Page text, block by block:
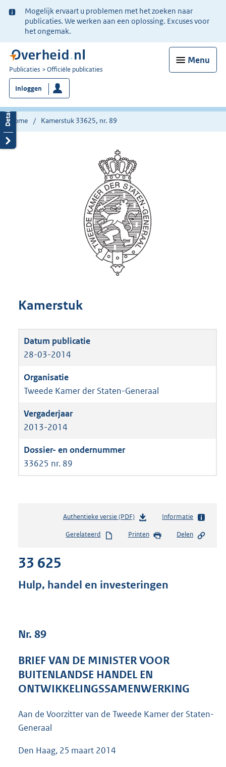
Ter
informatie:
Mogelijk ervaart u problemen met het zoeken naar
publicaties. We werken aan een oplossing. Excuses voor
het ongemak.
Menu
U
bent
nu
hier:
Publicaties Officiële publicaties
Inloggen
Home Kamerstuk 33625, nr. 89
Kamerstuk
28-03-2014
Tweede Kamer der Staten-Generaal
2013-2014
33625 nr. 89
Authentieke versie (PDF)b
s
s
e
:
4
b
Informatie
Gerelateerd Printen Delen
33 625
Hulp, handel en investeringen
Nr. 89
BRIEF VAN DE MINISTER VOOR
BUITENLANDSE HANDEL EN
ONTWIKKELINGSSAMENWERKING
Aan de Voorzitter van de Tweede Kamer der Staten-
Generaal
Den Haag, 25 maart 2014